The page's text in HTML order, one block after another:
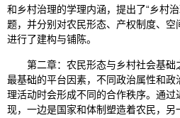
和乡村治理的学理内涵，提出了“乡村
题，并分别对农民形态、产权制度、
进行了建构与铺陈。
第二章：农民形态与乡村社会基
最基础的平台因素，不同政治属性和
理活动时会形成不同的合作秩序。通过
现，一边是国家和体制塑造着农民，另